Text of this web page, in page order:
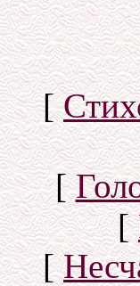
[
[
[
[